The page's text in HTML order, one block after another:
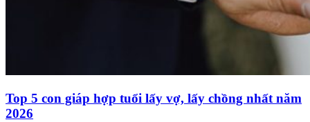
Top 5 con giáp hợp tuổi lấy vợ, lấy chồng nhất năm
2026